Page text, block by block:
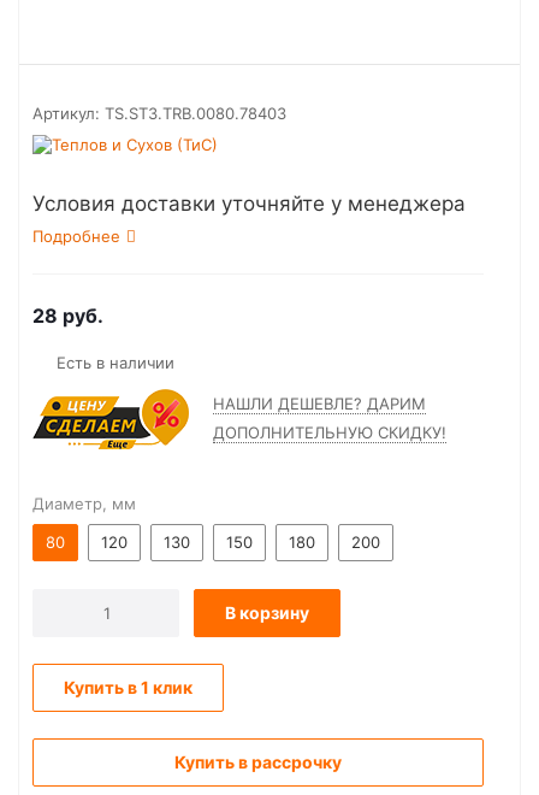
Артикул: TS.ST3.TRB.0080.78403
Условия доставки уточняйте у менеджера
Подробнее
28 руб.
Есть в наличии
НАШЛИ ДЕШЕВЛЕ? ДАРИМ
ДОПОЛНИТЕЛЬНУЮ СКИДКУ!
Диаметр, мм
80
120 130 150 180 200
В корзину
Купить в 1 клик
Купить в рассрочку